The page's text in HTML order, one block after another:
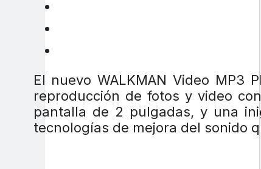
El nuevo WALKMAN Video MP3
reproducción de fotos y video
pantalla de 2 pulgadas, y una
tecnologías de mejora del sonido